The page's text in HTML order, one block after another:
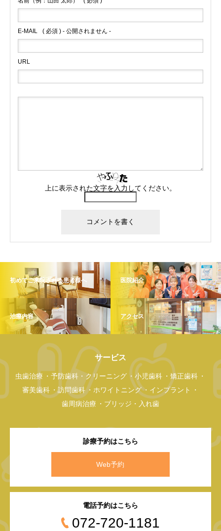
E-MAIL ( 必須 ) - 公開されません -
URL
上に表示された文字を入力してください。
初めてご来院される患者様へ 医院紹介
治療内容 アクセス
サービス
虫歯治療 予防歯科・クリーニング 小児歯科
矯正歯科
審美歯科
訪問歯科 ホワイトニング
インプラント
歯周病治療
ブリッジ・入れ歯
診療予約はこちら
Web予約
電話予約はこちら
072-720-1181